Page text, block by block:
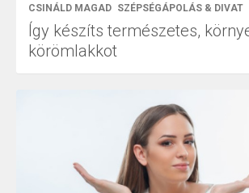
CSINÁLD MAGAD SZÉPSÉGÁPOLÁS & DIVAT
Így készíts természetes,
körömlakkot